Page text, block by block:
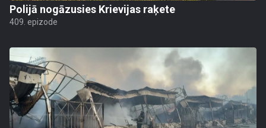
Polijā nogāzusies Krievijas raķete
409. epizode